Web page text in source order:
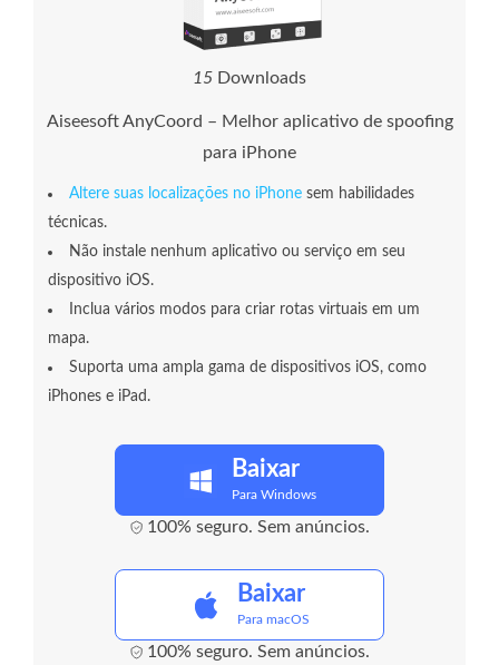
15 Downloads
Aiseesoft AnyCoord – Melhor aplicativo de spoofing
para iPhone
Altere suas localizações no iPhone sem habilidades
técnicas.
Não instale nenhum aplicativo ou serviço em seu
dispositivo iOS.
Inclua vários modos para criar rotas virtuais em um
mapa.
Suporta uma ampla gama de dispositivos iOS, como
iPhones e iPad.
Baixar
Para Windows
100% seguro. Sem anúncios.
Baixar
Para macOS
100% seguro. Sem anúncios.